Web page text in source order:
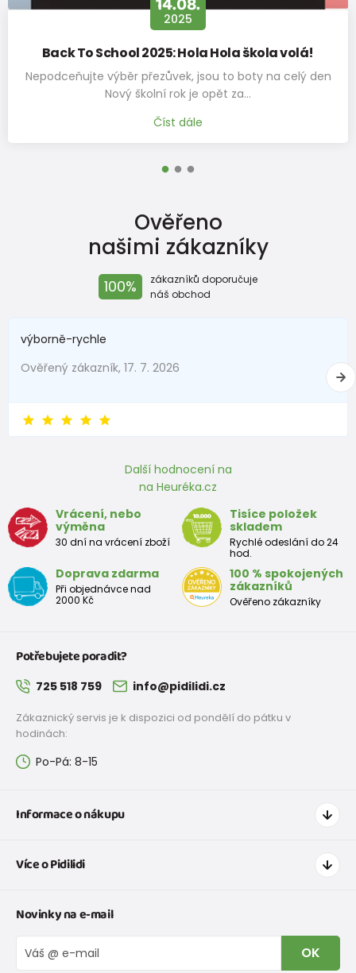
škola volá!
na celý den
Přezůvky, papučky,
Přezůvky, papuče, bačkůrky, ať jim
nedílnou součástí
Ověřeno
našimi zákazníky
100%
zákazníků doporučuje
náš obchod
výborně-rychle
Ověřený zákazník, 17. 7. 2026
Další hodnocení na
na Heuréka.cz
Vrácení, nebo
výměna
30 dní na vrácení zboží
Tisíce položek
skladem
Rychlé odeslání do 24
hod.
Doprava zdarma
Při objednávce nad
2000 Kč
100 % spokojených
zákazníků
Ověřeno zákazníky
Potřebujete poradit?
725 518 759 info@pidilidi.cz
Zákaznický servis je k dispozici od pondělí do pátku v
hodinách:
Po-Pá: 8-15
Informace o nákupu
Doprava a platba
Tabulka velikostí obuvi
Vrácení zboží a reklamace
Reklamační řád
Více o Pidilidi
O nás
Blog
Velkoobchod PiDiLiDi
Novinky na e-mail
OK